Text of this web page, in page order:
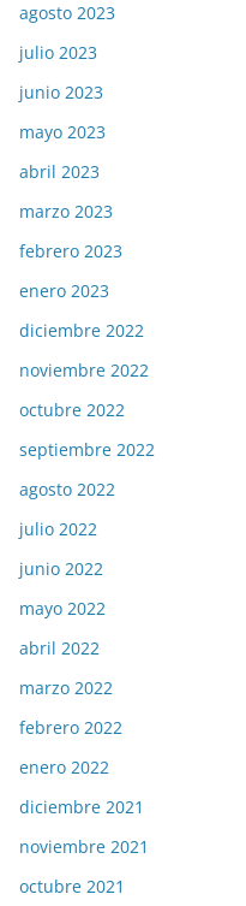
agosto 2023
julio 2023
junio 2023
mayo 2023
abril 2023
marzo 2023
febrero 2023
enero 2023
diciembre 2022
noviembre 2022
octubre 2022
septiembre 2022
agosto 2022
julio 2022
junio 2022
mayo 2022
abril 2022
marzo 2022
febrero 2022
enero 2022
diciembre 2021
noviembre 2021
octubre 2021